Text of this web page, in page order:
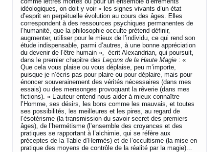
idéologiques, on doit y voir « les signes vivants d’un état
d’esprit en perpétuelle évolution au cours des âges. Elles
correspondent à des ressources psychiques permanentes de
l’humanité, que la philosophie occulte prétend définir,
augmenter, utiliser pour le mieux de l’individu, ce qui rend son
étude indispensable, parmi d’autres, à une bonne appréciation
du devenir de l’être humain », écrit Alexandrian, qui poursuit,
dans le premier chapitre desLeçons de la Haute Magie : «
Que cela vous plaise ou vous déplaise, peu m’importe,
puisque je n’écris pas pour plaire ou pour déplaire, mais pour
énoncer souverainement des vérités nécessaires (dans mes
essais) ou des mensonges provoquant la rêverie (dans mes
fictions). » L’auteur entend nous aider à mieux connaître
l’Homme, ses désirs, les bons comme les mauvais, et toutes
ses possibilités, les meilleures et les pires, au regard de
l’ésotérisme (la transmission du savoir secret des premiers
âges), de l’hermétisme (l’ensemble des croyances et des
pratiques se rapportant à l’alchimie, qui se réfère aux
préceptes de la Table d’Hermès) et de l’occultisme (la mise en
pratique des moyens de contrôle de la réalité par la magie)...